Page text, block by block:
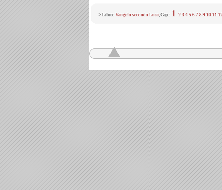
> Libro: Vangelo secondo Luca, Cap.: 1 2 3 4 5 6 7 8 9 10 11